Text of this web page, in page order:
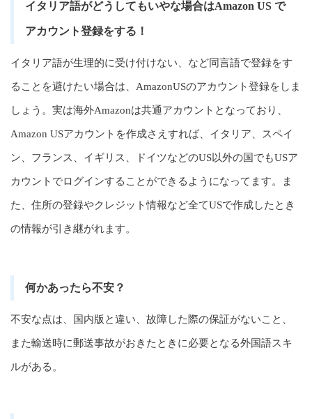
イタリア語がどうしてもいやな場合はAmazon US で
アカウント登録をする！
イタリア語が生理的に受け付けない、など同言語で登録をす
ることを避けたい場合は、AmazonUSのアカウント登録をしま
しょう。実は海外Amazonは共通アカウントとなっており、
Amazon USアカウントを作成さえすれば、イタリア、スペイ
ン、フランス、イギリス、ドイツなどのUS以外の国でもUSア
カウントでログインすることができるようになってます。ま
た、住所の登録やクレジット情報など全てUSで作成したとき
の情報が引き継がれます。
何かあったら不安？
不安な点は、国内版と違い、故障した際の保証がないこと、
また輸送時に郵送事故がおきたときに必要となる外国語スキ
ルがある。